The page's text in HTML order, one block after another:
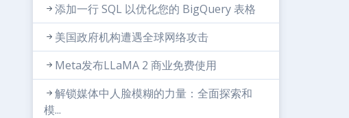
添加一行 SQL 以优化您的 BigQuery 表格
美国政府机构遭遇全球网络攻击
Meta发布LLaMA 2 商业免费使用
解锁媒体中人脸模糊的力量：全面探索和
模...